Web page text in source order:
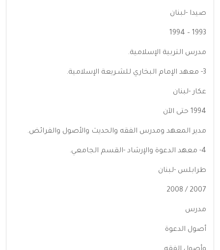
صيدا -لبنان
1993 – 1994
مدرس التربية الإسلامية.
3- معهد الإمام البخاري للشـريعة الإسلامية.
عكار -لبنان
1994 حتى الآن
مدير المعهد ومدرس الفقه والحديث والأصول والفرائض.
4- معهد الدعوة والإرشاد -القسم الجامعي.
طرابلس -لبنان
2007 / 2008
مدرس
أصول الدعوة